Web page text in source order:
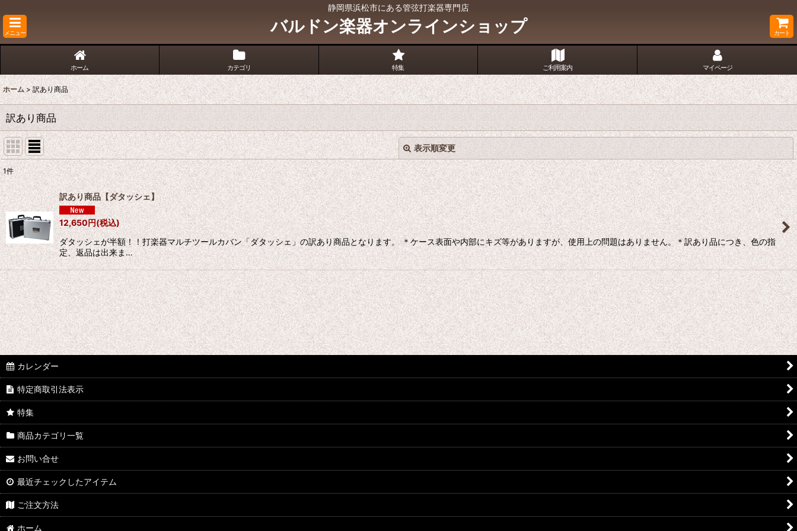
静岡県浜松市にある管弦打楽器専門店
メニュー バルドン楽器オンラインショップ カート
ホーム カテゴリ 特集 ご利用案内 マイページ
ホーム > 訳あり商品
訳あり商品
表示順変更
表示数:
並び順:
絞り込む
閉じる
1件
訳あり商品【ダタッシェ】
12,650円(税込)
ダタッシェが半額！！打楽器マルチツールカバン「ダタッシェ」の訳あり商品となります。 ＊ケース表面や内部にキズ等がありますが、使用上の問題はありません。＊訳あり品につき、色の指
定、返品は出来ま…
カレンダー
特定商取引法表示
特集
商品カテゴリ一覧
お問い合せ
最近チェックしたアイテム
ご注文方法
ホーム